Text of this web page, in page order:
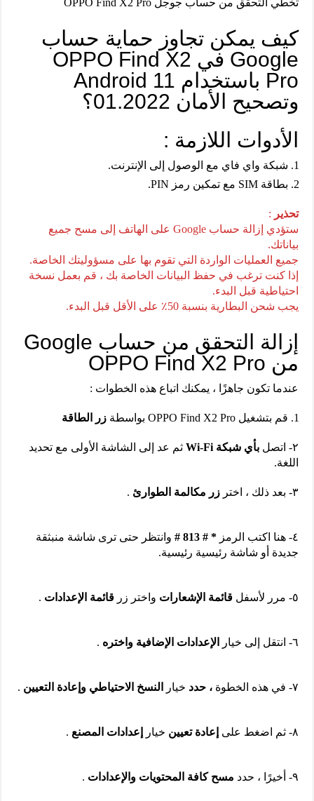
كيف يمكن تجاوز حماية حساب
Google في OPPO Find X2
Pro باستخدام Android 11
وتصحيح الأمان 01.2022؟
الأدوات اللازمة :
شبكة واي فاي مع الوصول إلى الإنترنت.
بطاقة SIM مع تمكين رمز PIN.
تحذير :
ستؤدي إزالة حساب Google على الهاتف إلى مسح جميع
بياناتك.
جميع العمليات الواردة التي تقوم بها على مسؤوليتك الخاصة.
إذا كنت ترغب في حفظ البيانات الخاصة بك ، قم بعمل نسخة
احتياطية قبل البدء.
يجب شحن البطارية بنسبة 50٪ على الأقل قبل البدء.
إزالة التحقق من حساب Google
من OPPO Find X2 Pro
عندما تكون جاهزًا ، يمكنك اتباع هذه الخطوات :
قم بتشغيل OPPO Find X2 Pro بواسطة زر الطاقة
٢- اتصل بأي شبكة Wi-Fi
ثم عد إلى الشاشة الأولى مع تحديد
اللغة.
٣- بعد ذلك ، اختر زر مكالمة الطوارئ.
٤- هنا اكتب الرمز * # 813 #
وانتظر حتى ترى شاشة منبثقة
جديدة أو شاشة رئيسية رئيسية.
٥- مرر لأسفل قائمة الإشعاراتواختر زر قائمة الإعدادات.
٦- انتقل إلى خيار الإعدادات الإضافية واختره.
٧- في هذه الخطوة ، حددخيار النسخ الاحتياطي وإعادة التعيين.
٨- ثم اضغط على إعادة تعيينخيار إعدادات المصنع.
٩- أخيرًا ، حدد مسح كافة المحتويات والإعدادات.